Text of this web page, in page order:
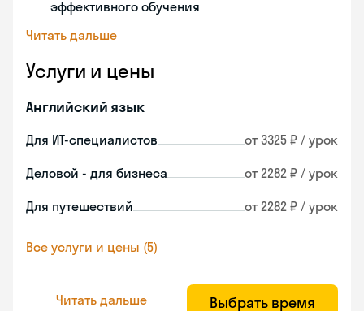
эффективного обучения
Читать дальше
Услуги и цены
Английский язык
Для ИТ-специалистов от 3325 ₽ / урок
Деловой - для бизнеса от 2282 ₽ / урок
Для путешествий от 2282 ₽ / урок
Все услуги и цены (5)
Читать дальше Выбрать время